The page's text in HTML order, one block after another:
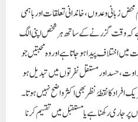
زبانی وعدوں، خاندانی تعلقات اور باہمی
ہے کہ وقت گزرنے کے ساتھ ہر شخص اپنی الگ
اختلاف پیدا ہو جاتا ہے اور وہ محبتیں جو
عداوت، حسد اور مستقل نفرتوں میں تبدیل ہو
افراد کا نقطۂ نظر بھی اکثر واضح نہیں ہوتا۔
پر جاری رکھنا ہے یا مستقبل میں تقسیم کرنا